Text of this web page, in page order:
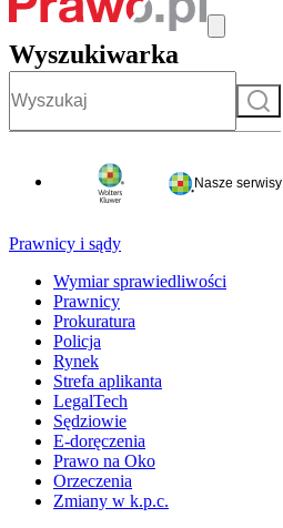
Wyszukiwarka
Szukaj
Nasze serwisy
Prawnicy i sądy
Wymiar sprawiedliwości
Prawnicy
Prokuratura
Policja
Rynek
Strefa aplikanta
LegalTech
Sędziowie
E-doręczenia
Prawo na Oko
Orzeczenia
Zmiany w k.p.c.